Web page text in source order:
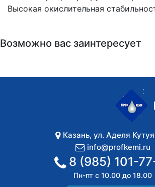
Высокая окислительная
Возможно вас заинтересует
Казань, ул. Аделя
info@profkemi.ru
8 (985) 101-
Пн-пт с 10.00 до 18.00